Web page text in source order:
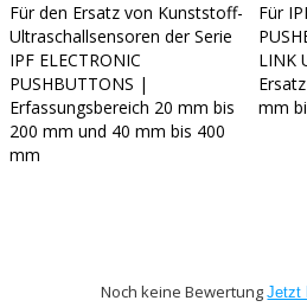
Für den Ersatz von Kunststoff-
Ultraschallsensoren der Serie
IPF ELECTRONIC
PUSHBUTTONS |
Erfassungsbereich 20 mm bis
200 mm und 40 mm bis 400
mm
Für
LINK
mm
Noch keine BewertungJetzt